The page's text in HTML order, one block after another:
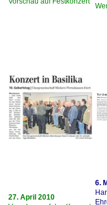
27. April 2010
6.